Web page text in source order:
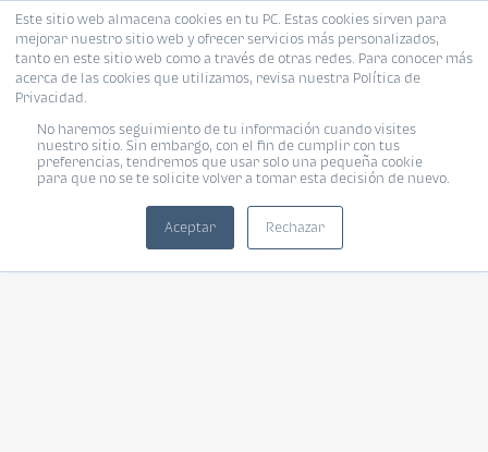
Este sitio web almacena cookies en tu PC. Estas cookies sirven para
mejorar nuestro sitio web y ofrecer servicios más personalizados,
tanto en este sitio web como a través de otras redes. Para conocer más
acerca de las cookies que utilizamos, revisa nuestra Política de
Privacidad.
No haremos seguimiento de tu información cuando visites
nuestro sitio. Sin embargo, con el fin de cumplir con tus
preferencias, tendremos que usar solo una pequeña cookie
para que no se te solicite volver a tomar esta decisión de nuevo.
Aceptar Rechazar